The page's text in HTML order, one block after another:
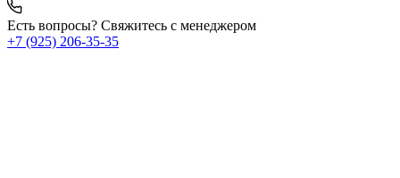
Есть вопросы? Свяжитесь с менеджером
+7 (925) 206‑35‑35